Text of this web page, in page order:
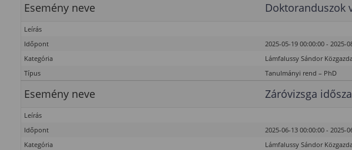
Esemény neve Doktoranduszok
Leírás
Időpont
2025-05-19 00:00:00 - 2025-
Kategória
Lámfalussy Sándor
Típus
Tanulmányi rend – PhD
Esemény neve Záróvizsga
Leírás
Időpont
2025-06-13 00:00:00 - 2025-
Kategória
Lámfalussy Sándor